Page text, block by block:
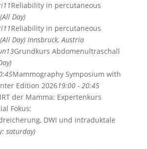
11Reliability in percutaneous
(All Day)
11Reliability in percutaneous
(All Day) Innsbruck, Austria
13Grundkurs Abdomenultraschall
Mammography Symposium with
Edition 202619:00 - 20:45
der Mamma: Expertenkurs
Fokus:
DWI und intraduktale
saturday)